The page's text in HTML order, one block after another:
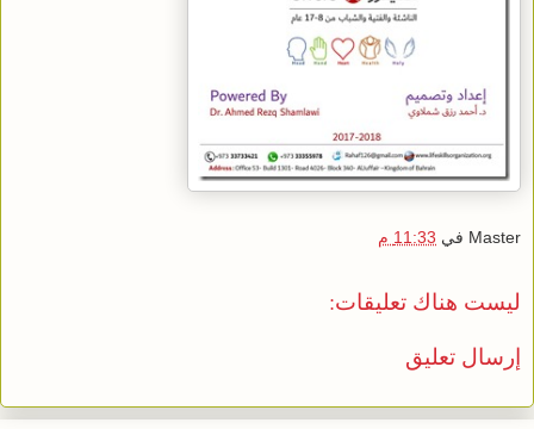
Master في 11:33 م
ليست هناك تعليقات:
إرسال تعليق